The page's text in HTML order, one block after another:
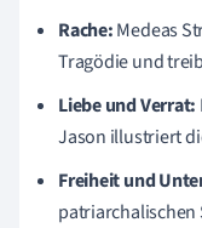
Rache:Medeas
Tragödie und
Liebe und Verrat:
Jason illustriert
Freiheit und
patriarchalischen